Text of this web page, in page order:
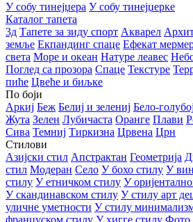
У собу тинејџера У собу тинејџерке
Каталог тапета
3д Tапете за зиду спорт Акварел
земље Екпандинг спаце Ефекат
света Море и океан Натуре леавес
Поглед са прозора Спаце Текстуре
пиће Цвеће и биљке
По боји
Аркиј Беж Белиј и зелениј Бело-голубој
Жута Зелен Лубичаста Оранге Плави
Сива Темниј Тиркизна Црвена Црн
Стилови
Азијски стил Апстрактан Геометрија
стил Модеран Село У бохо стилу У
стилу У етничком стилу У
У скандинавском стилу У стилу арт
уличне уметности У стилу
француском стилу У хигге стилу Фото